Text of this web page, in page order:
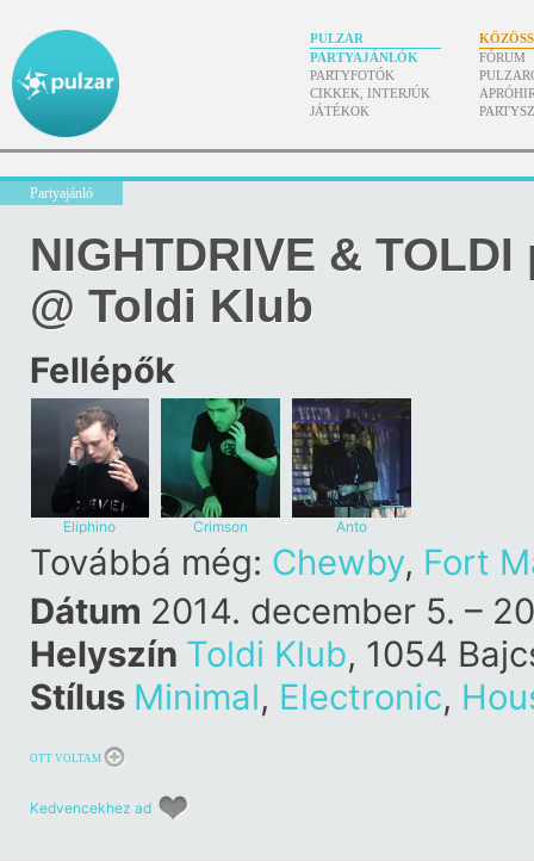
PULZAR
PARTYAJÁNLÓK
PARTYFOTÓK
CIKKEK, INTERJÚK
JÁTÉKOK
FÓRUM
Partyajánló
NIGHTDRIVE &
@ Toldi Klub
Fellépők
Eliphino Crimson Anto
Továbbá még: Chewby, Fort
Dátum 2014. december 5. –
Helyszín Toldi Klub, 1054
Stílus Minimal, Electronic,
OTT VOLTAM
Kedvencekhez ad